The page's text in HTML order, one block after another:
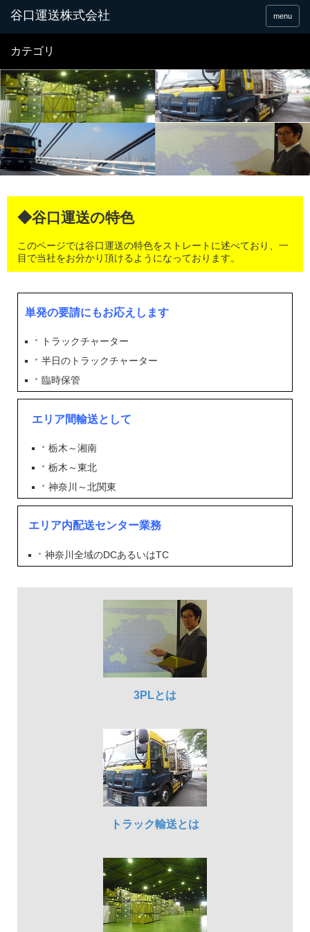
谷口運送株式会社 menu
カテゴリ
◆谷口運送の特色
このページでは谷口運送の特色をストレートに述べており、一
目で当社をお分かり頂けるようになっております。
単発の要請にもお応えします
トラックチャーター
半日のトラックチャーター
臨時保管
エリア間輸送として
栃木～湘南
栃木～東北
神奈川～北関東
エリア内配送センター業務
神奈川全域のDCあるいはTC
3PLとは
トラック輸送とは